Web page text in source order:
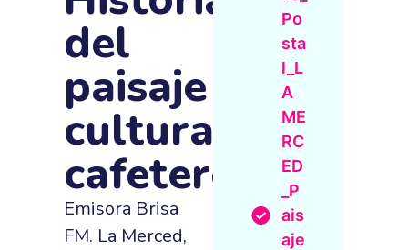
del
paisaje
cultural
cafetero
Emisora Brisa
FM. La Merced,
Po
sta
l_L
A
ME
RC
ED
_P
ais
aje